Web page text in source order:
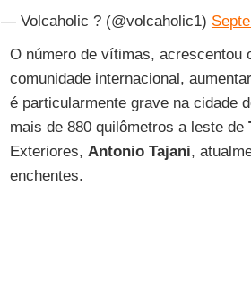
— Volcaholic ? (@volcaholic1)
O número de vítimas, acrescentou
comunidade internacional,
é particularmente grave na cidade
mais de 880 quilômetros a leste de
Exteriores, Antonio Tajani,
enchentes.